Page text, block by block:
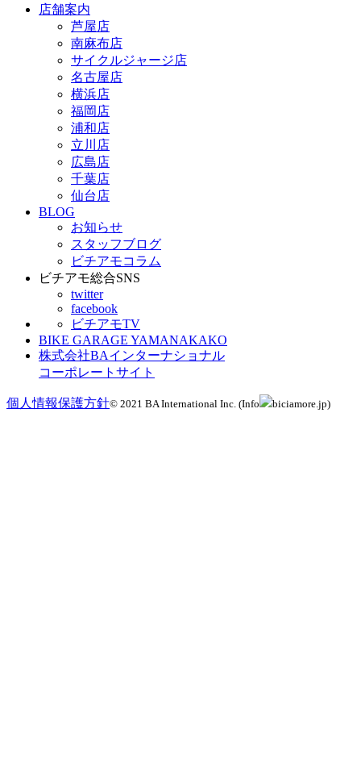
店舗案内
芦屋店
南麻布店
サイクルジャージ店
名古屋店
横浜店
福岡店
浦和店
立川店
広島店
千葉店
仙台店
BLOG
お知らせ
スタッフブログ
ビチアモコラム
ビチアモ総合SNS
twitter
facebook
ビチアモTV
BIKE GARAGE YAMANAKAKO
株式会社BAインターナショナル
コーポレートサイト
個人情報保護方針© 2021 BA International Inc. (Info biciamore.jp)